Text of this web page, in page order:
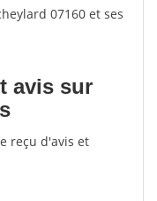
07160 et ses
avis sur
reçu d'avis et